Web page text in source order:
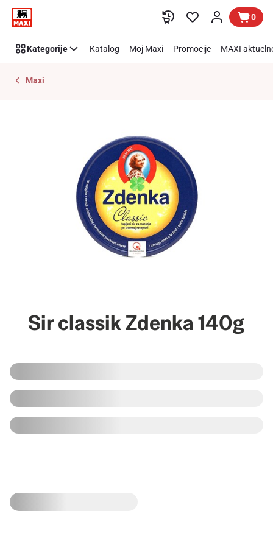
Preskoči link 0
Kategorije Katalog Moj Maxi Promocije MAXI
Maxi
Sir classik Zdenka 140g